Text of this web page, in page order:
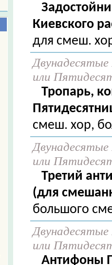
Киевского
для смеш.
или
Тропарь,
смеш. хор,
или
Третий
(для
большого
или
Антифоны